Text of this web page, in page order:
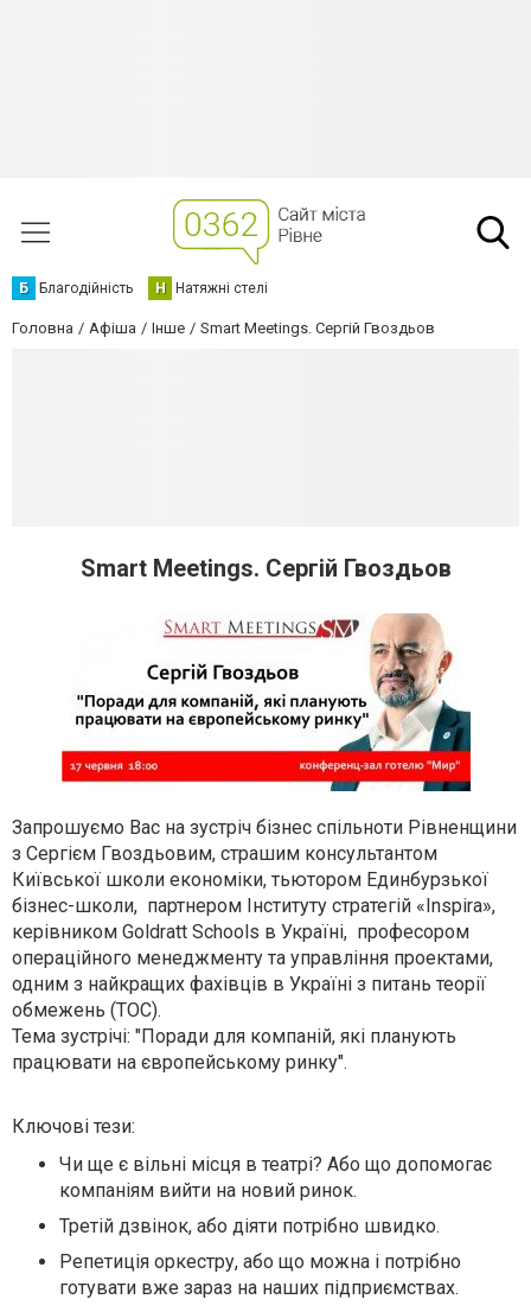
Б Благодійність Н Натяжні стелі
Головна Афіша Інше Smart Meetings. Сергій Гвоздьов
Smart Meetings. Сергій Гвоздьов
Запрошуємо Вас на зустріч бізнес спільноти Рівненщини
з Сергієм Гвоздьовим, страшим консультантом
Київської школи економіки, тьютором Единбурзької
бізнес-школи, партнером Інституту стратегій «Inspira»,
керівником Goldratt Schools в Україні, професором
операційного менеджменту та управління проектами,
одним з найкращих фахівців в Україні з питань теорії
обмежень (ТОС).
Тема зустрічі: "Поради для компаній, які планують
працювати на європейському ринку".
Ключові тези:
Чи ще є вільні місця в театрі? Або що допомогає
компаніям вийти на новий ринок.
Третій дзвінок, або діяти потрібно швидко.
Репетиція оркестру, або що можна і потрібно
готувати вже зараз на наших підприємствах.